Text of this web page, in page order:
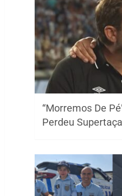
“Morremos De
Perdeu